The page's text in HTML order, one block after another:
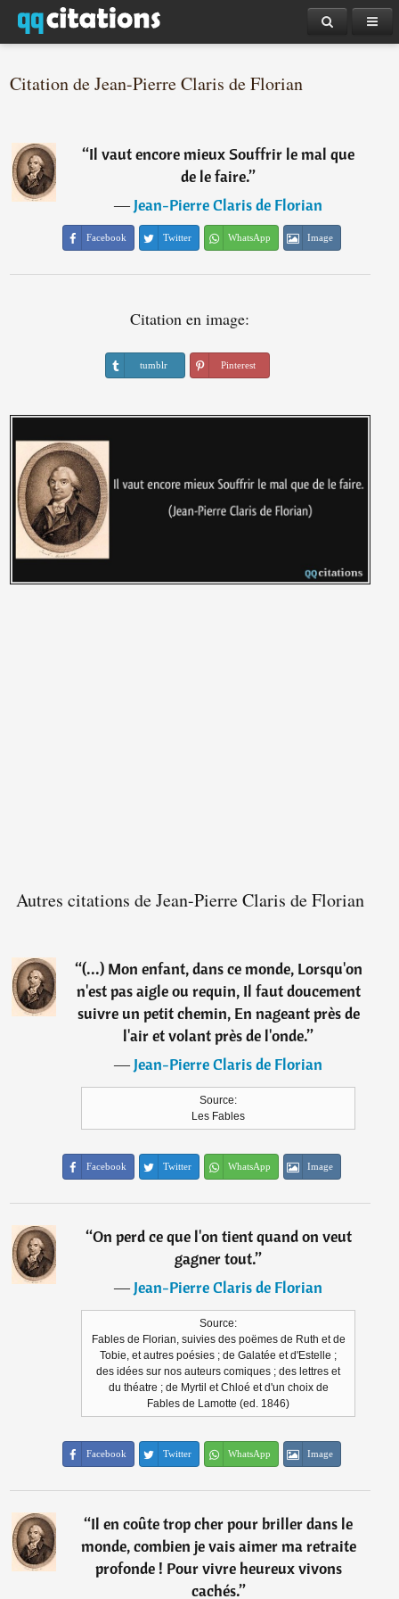
Citation de Jean-Pierre Claris de Florian
“Il vaut encore mieux Souffrir le mal que
de le faire.”
―Jean-Pierre Claris de Florian
Facebook Twitter WhatsApp Image
Citation en image:
tumblr Pinterest
Autres citations de Jean-Pierre Claris de Florian
“(...) Mon enfant, dans ce monde, Lorsqu'on
n'est pas aigle ou requin, Il faut doucement
suivre un petit chemin, En nageant près de
l'air et volant près de l'onde.”
―Jean-Pierre Claris de Florian
Source:
Les Fables
Facebook Twitter WhatsApp Image
“On perd ce que l'on tient quand on veut
gagner tout.”
―Jean-Pierre Claris de Florian
Source:
Fables de Florian, suivies des poëmes de Ruth et de
Tobie, et autres poésies ; de Galatée et d'Estelle ;
des idées sur nos auteurs comiques ; des lettres et
du théatre ; de Myrtil et Chloé et d'un choix de
Fables de Lamotte (ed. 1846)
Facebook Twitter WhatsApp Image
“Il en coûte trop cher pour briller dans le
monde, combien je vais aimer ma retraite
profonde ! Pour vivre heureux vivons
cachés.”